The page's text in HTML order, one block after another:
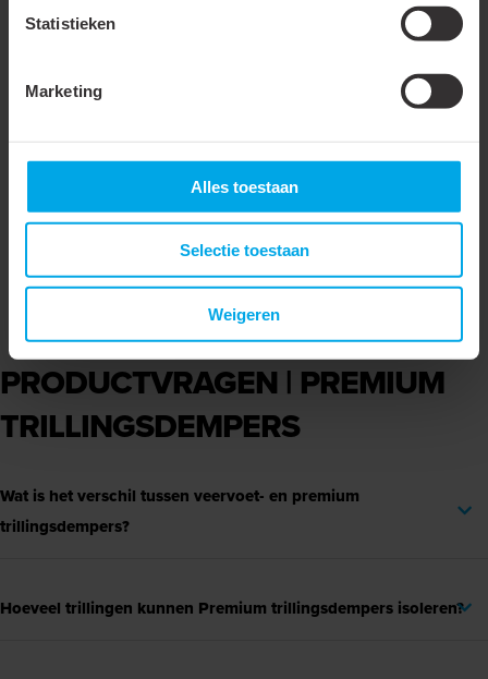
Statistieken
Marketing
Alles toestaan
Selectie toestaan
Weigeren
trillingsdempers
Canalit - Brochure
PRODUCTVRAGEN | PREMIUM
TRILLINGSDEMPERS
Wat is het verschil tussen veervoet- en premium
trillingsdempers?
Hoeveel trillingen kunnen Premium trillingsdempers isoleren?